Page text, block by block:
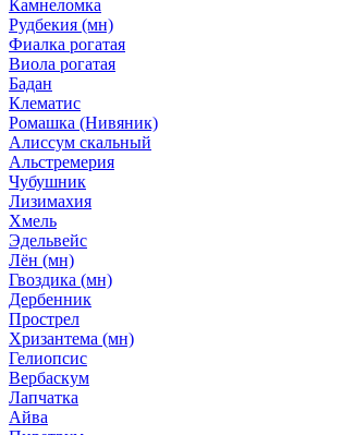
Камнеломка
Рудбекия (мн)
Фиалка рогатая
Виола рогатая
Бадан
Клематис
Ромашка (Нивяник)
Алиссум скальный
Альстремерия
Чубушник
Лизимахия
Хмель
Эдельвейс
Лён (мн)
Гвоздика (мн)
Дербенник
Прострел
Хризантема (мн)
Гелиопсис
Вербаскум
Лапчатка
Айва